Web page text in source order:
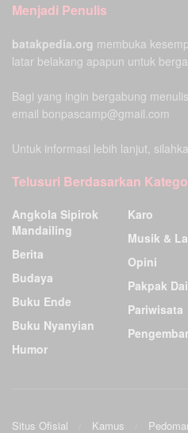
Menjadi Penulis
batakpedia.org membuka
latar belakang apapun untuk
Bagi yang ingin bergabung
email bonpascamp@gmail.com
Untuk informasi lebih lanjut,
Telusuri Berdasarkan
Angkola Sipirok
Mandailing
Berita
Budaya
Buku Ende
Buku Nyanyian
Humor
Karo
Musik &
Opini
Pakpak
Pariwisata
Situs Ofisial Kamus